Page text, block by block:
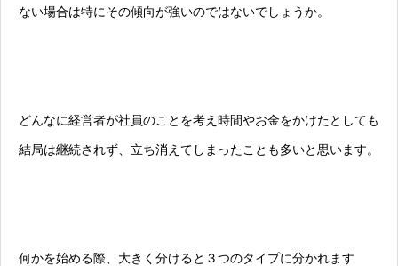
ない場合は特にその傾向が強いのではないでしょうか。
どんなに経営者が社員のことを考え時間やお金をかけたとしても
結局は継続されず、立ち消えてしまったことも多いと思います。
何かを始める際、大きく分けると３つのタイプに分かれます